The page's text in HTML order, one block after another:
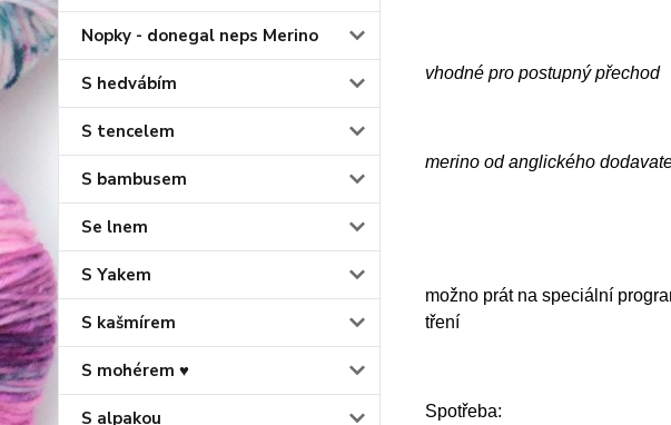
Nopky - donegal neps Merino
S hedvábím
S tencelem
S bambusem
Se lnem
S Yakem
S kašmírem
S mohérem ♥
S alpakou
vhodné pro postupný přechod
merino od anglického
možno prát na speciální
tření
Spotřeba: